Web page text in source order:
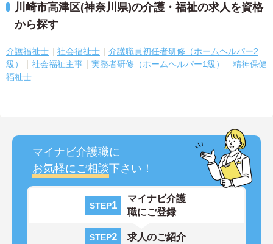
川崎市高津区(神奈川県)の介護・福祉の求人を資格
から探す
介護福祉士 社会福祉士
介護職員初任者研修（ホームヘルパー2
級）
社会福祉主事 実務者研修（ホームヘルパー1級）
精神保健
福祉士
マイナビ介護職に
お気軽にご相談下さい！
STEP1
マイナビ介護
職にご登録
STEP2 求人のご紹介